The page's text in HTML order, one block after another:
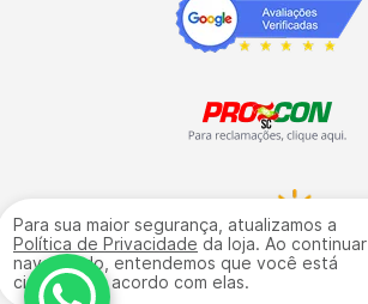
Para sua maior segurança, atualizamos a
Política de Privacidade da loja. Ao continuar
navegando, entendemos que você está
ciente e de acordo com elas.